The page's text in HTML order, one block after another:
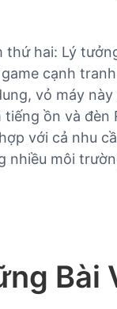
thứ hai: Lý
cạnh
vỏ máy
tiếng ồn và đèn
với cả nhu
nhiều môi
Bài